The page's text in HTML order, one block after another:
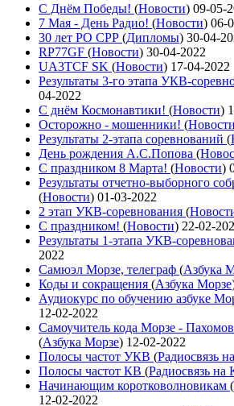
С Днём Победы! (Новости) 09-05-
7 Мая - День Радио! (Новости) 06-
30 лет РО СРР (Дипломы) 30-04-
RP77GF (Новости) 30-04-2022
UA3TCF SK (Новости) 17-04-2022
Результаты 3-го этапа УКВ-
04-2022
С днём Космонавтики! (Новости)
Осторожно - мошенники! (Новости
Результаты 2-этапа соревнований (
День рождения А.С.Попова (
С праздником 8 Марта! (Новости)
Результаты отчетно-выборного
(Новости) 01-03-2022
2 этап УКВ-соревнования (
С праздником! (Новости) 22-02-
Результаты 1-этапа УКВ-
2022
Самюэл Морзе, телеграф (Азбука
Коды и сокращения (Азбука Морзе
Аудиокурс по обучению азбуке
12-02-2022
Самоучитель кода Морзе -
(Азбука Морзе) 12-02-2022
Полосы частот УКВ (Радиосвязь
Полосы частот КВ (Радиосвязь на
Начинающим коротковолновикам (
12-02-2022